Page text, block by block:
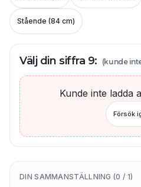
Stående (84 cm)
Välj din siffra 9: (kunde
Kunde inte ladda
Försök
DIN SAMMANSTÄLLNING (0 / 1)